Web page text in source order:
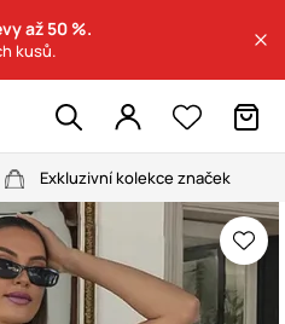
až 50 %.
kusů.
Exkluzivní kolekce značek